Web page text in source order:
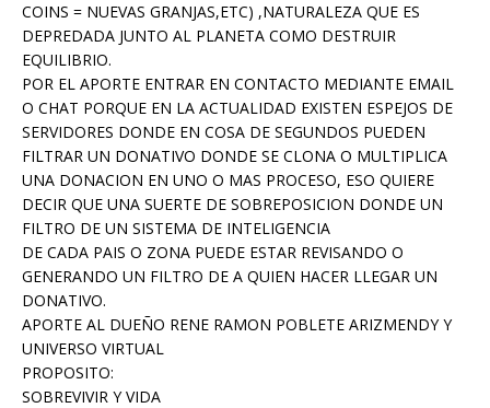
COINS = NUEVAS GRANJAS,ETC) ,NATURALEZA QUE ES
DEPREDADA JUNTO AL PLANETA COMO DESTRUIR
EQUILIBRIO.
POR EL APORTE ENTRAR EN CONTACTO MEDIANTE EMAIL
O CHAT PORQUE EN LA ACTUALIDAD EXISTEN ESPEJOS DE
SERVIDORES DONDE EN COSA DE SEGUNDOS PUEDEN
FILTRAR UN DONATIVO DONDE SE CLONA O MULTIPLICA
UNA DONACION EN UNO O MAS PROCESO, ESO QUIERE
DECIR QUE UNA SUERTE DE SOBREPOSICION DONDE UN
FILTRO DE UN SISTEMA DE INTELIGENCIA
DE CADA PAIS O ZONA PUEDE ESTAR REVISANDO O
GENERANDO UN FILTRO DE A QUIEN HACER LLEGAR UN
DONATIVO.
APORTE AL DUEÑO RENE RAMON POBLETE ARIZMENDY Y
UNIVERSO VIRTUAL
PROPOSITO:
SOBREVIVIR Y VIDA